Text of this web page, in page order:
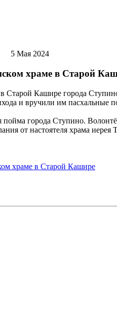
5 Мая 2024
храме в Старой
Старой Кашире города
и вручили им пасхальные
города Ступино.
от настоятеля храма
храме в Старой Кашире